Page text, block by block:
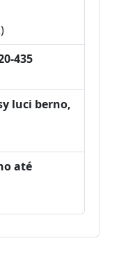
435
luci berno,
até